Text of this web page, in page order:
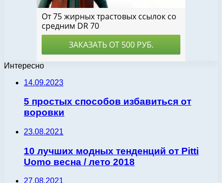
Интересно
14.09.2023
5 простых способов избавиться от
воровки
23.08.2021
10 лучших модных тенденций от Pitti
Uomo весна / лето 2018
27.08.2021